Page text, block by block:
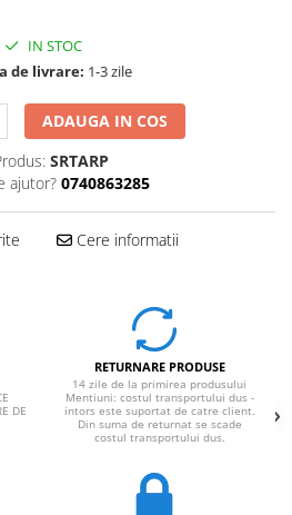
IN STOC
de livrare: 1-3 zile
ADAUGA IN COS
SRTARP
ajutor? 0740863285
Cere informatii
DE
RETURNARE PRODUSE
14 zile de la primirea produsului
Mentiuni: costul transportului dus -
intors este suportat de catre client.
Din suma de returnat se scade
costul transportului dus.